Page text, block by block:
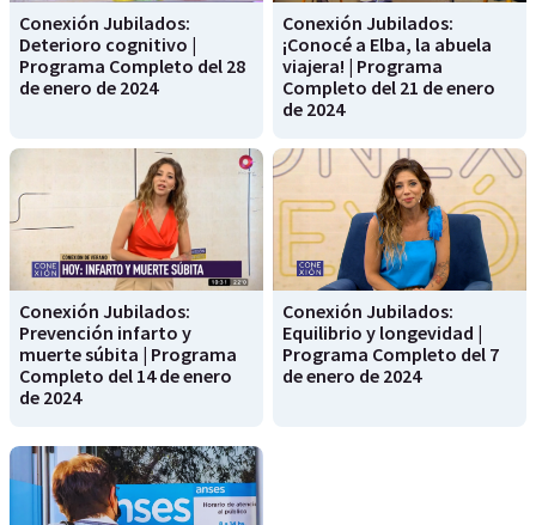
Conexión Jubilados:
Deterioro cognitivo |
Programa Completo del 28
de enero de 2024
Conexión Jubilados:
¡Conocé a Elba, la abuela
viajera! | Programa
Completo del 21 de enero
de 2024
Conexión Jubilados:
Prevención infarto y
muerte súbita | Programa
Completo del 14 de enero
de 2024
Conexión Jubilados:
Equilibrio y longevidad |
Programa Completo del 7
de enero de 2024